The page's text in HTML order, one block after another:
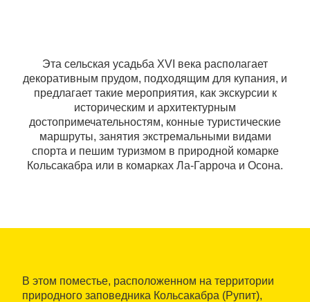
Эта сельская усадьба XVI века располагает
декоративным прудом, подходящим для купания, и
предлагает такие мероприятия, как экскурсии к
историческим и архитектурным
достопримечательностям, конные туристические
маршруты, занятия экстремальными видами
спорта и пешим туризмом в природной комарке
Кольсакабра или в комарках Ла-Гарроча и Осона.
В этом поместье, расположенном на территории
природного заповедника Кольсакабра (Рупит),